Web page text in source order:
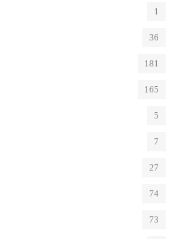
1
36
181
165
5
7
27
74
73